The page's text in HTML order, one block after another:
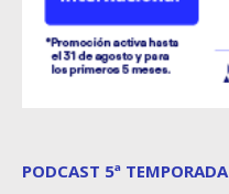
PODCAST 5ª TEMPORADA